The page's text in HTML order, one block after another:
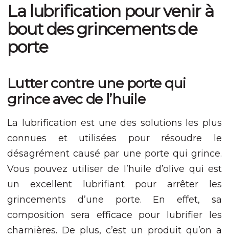
La lubrification pour venir à
bout des grincements de
porte
Lutter contre une porte qui
grince avec de l’huile
La lubrification est une des solutions les plus
connues et utilisées pour résoudre le
désagrément causé par une porte qui grince.
Vous pouvez utiliser de l’huile d’olive qui est
un excellent lubrifiant pour arrêter les
grincements d’une porte. En effet, sa
composition sera efficace pour lubrifier les
charnières. De plus, c’est un produit qu’on a
Nécessaire
Ces cookies ne
sont pas
du site Web.
Afin que nous
puissions
fonctionnalité
et la structure
du site Web,
en fonction
de la façon
dont le site
Web est
utilisé.